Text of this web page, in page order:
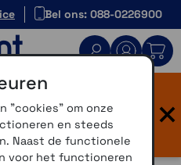
Bel ons: 088-0226900
website heeft
vertrouwde
een modern jasje.
is.
×
"cookies" om onze
en steeds
Naast de functionele
voor het functioneren